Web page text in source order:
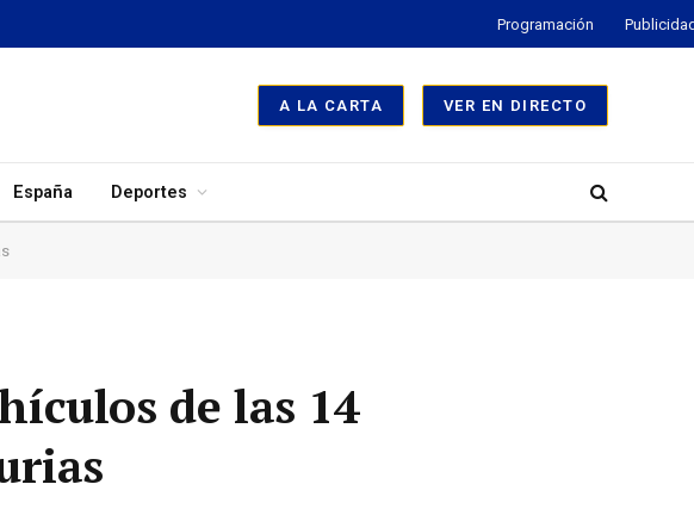
Programación
A LA CARTA VER EN DIRECTO
España Deportes
de las 14